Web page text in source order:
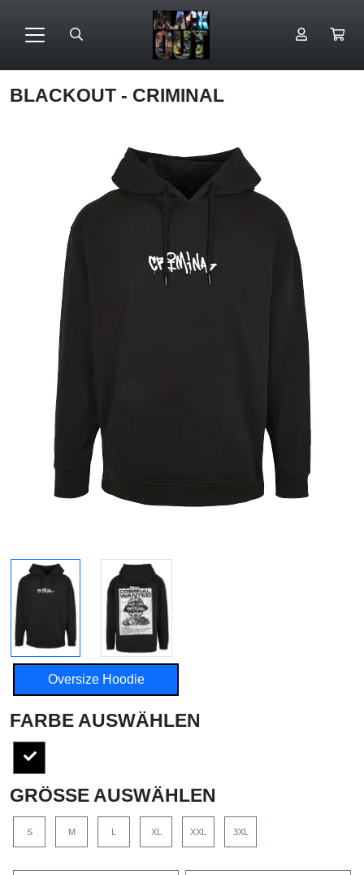
BLACKOUT - CRIMINAL
Oversize Hoodie
FARBE AUSWÄHLEN
GRÖSSE AUSWÄHLEN
S M L XL XXL 3XL